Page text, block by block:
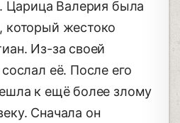
Царица Валерия была
который жестоко
Из-за своей
её. После его
к ещё более злому
Сначала он